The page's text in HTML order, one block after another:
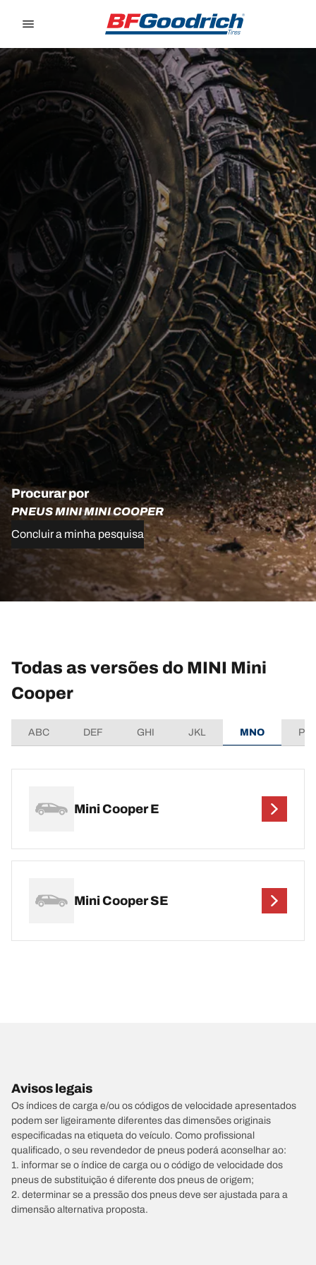
Procurar por
PNEUS MINI MINI COOPER
Concluir a minha pesquisa
Todas as versões do MINI Mini
Cooper
ABC DEF GHI JKL MNO
Mini Cooper E
Mini Cooper SE
Avisos legais
Os índices de carga e/ou os códigos de velocidade apresentados
podem ser ligeiramente diferentes das dimensões originais
especificadas na etiqueta do veículo. Como profissional
qualificado, o seu revendedor de pneus poderá aconselhar ao:
1. informar se o índice de carga ou o código de velocidade dos
pneus de substituição é diferente dos pneus de origem;
2. determinar se a pressão dos pneus deve ser ajustada para a
dimensão alternativa proposta.